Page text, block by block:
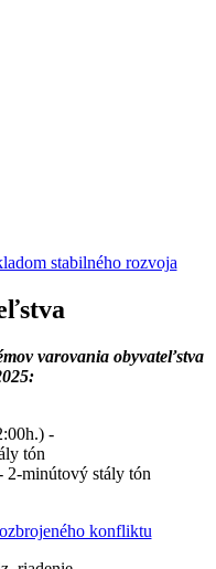
stabilného rozvoja
varovania obyvateľstva
-
tón
2-minútový stály tón
konfliktu